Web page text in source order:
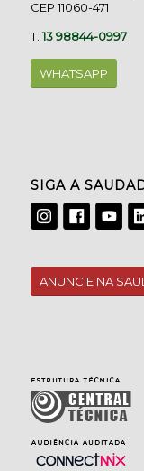
CEP 11060-471
T.13 98844-0997
WHATSAPP
SIGA A
ANUNCIE NA